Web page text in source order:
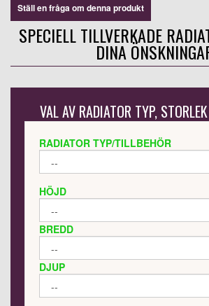
Ställ en fråga om denna produkt
SPECIELL TILLVERKADE
DINA
VAL AV RADIATOR TYP,
RADIATOR TYP/TILLBEHÖR
HÖJD
BREDD
DJUP